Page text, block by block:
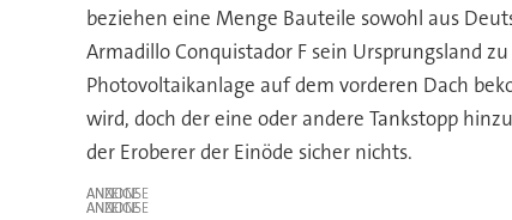
beziehen eine Menge Bauteile sowohl aus
Armadillo Conquistador F sein Ursprungsland
Photovoltaikanlage auf dem vorderen Dach
wird, doch der eine oder andere Tankstopp
der Eroberer der Einöde sicher nichts.
ANZEIGE
ANZEIGE